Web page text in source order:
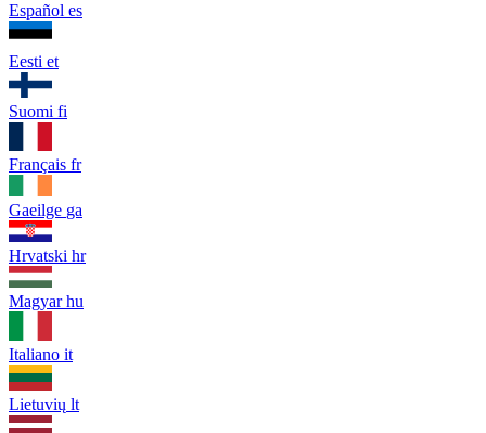
Español es
Eesti et
Suomi fi
Français fr
Gaeilge ga
Hrvatski hr
Magyar hu
Italiano it
Lietuvių lt